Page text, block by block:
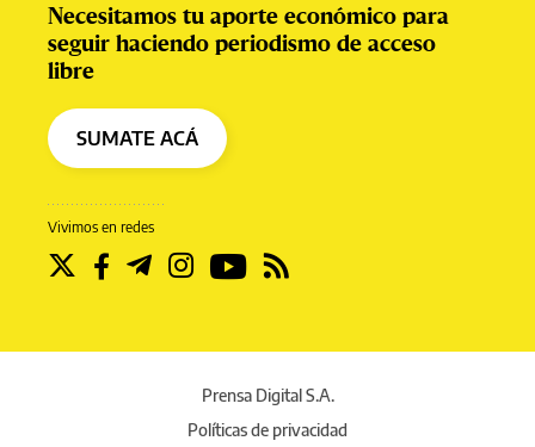
Vivimos en redes
Necesitamos tu aporte económico para
seguir haciendo periodismo de acceso
libre
SUMATE ACÁ
Prensa Digital S.A.
Políticas de privacidad